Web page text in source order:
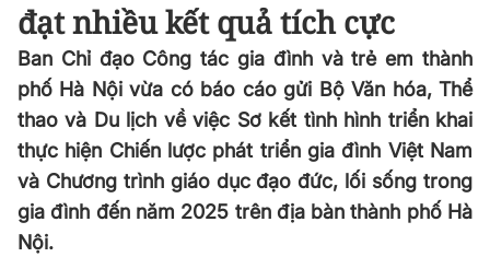
đạt nhiều kết quả tích cực
Ban Chỉ đạo Công tác gia đình và trẻ em thành
phố Hà Nội vừa có báo cáo gửi Bộ Văn hóa, Thể
thao và Du lịch về việc Sơ kết tình hình triển khai
thực hiện Chiến lược phát triển gia đình Việt Nam
và Chương trình giáo dục đạo đức, lối sống trong
gia đình đến năm 2025 trên địa bàn thành phố Hà
Nội.